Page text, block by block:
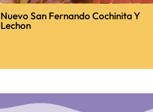
Nuevo San Fernando Cochinita Y
Lechon